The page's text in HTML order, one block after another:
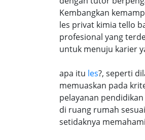
Kembangkan
les privat kimia tello
profesional yang
untuk menuju karier
apa itu les?, seperti
memuaskan pada
pelayanan
di ruang rumah
setidaknya